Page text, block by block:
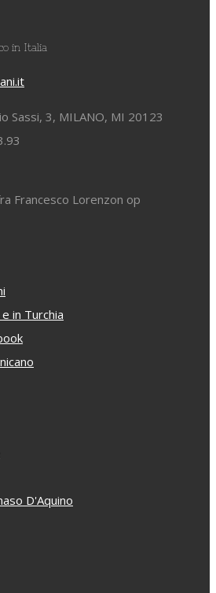
in Italia
Sassi, 3, MILANO, MI 20123
Francesco Lorenzon op
in Turchia
D'Aquino